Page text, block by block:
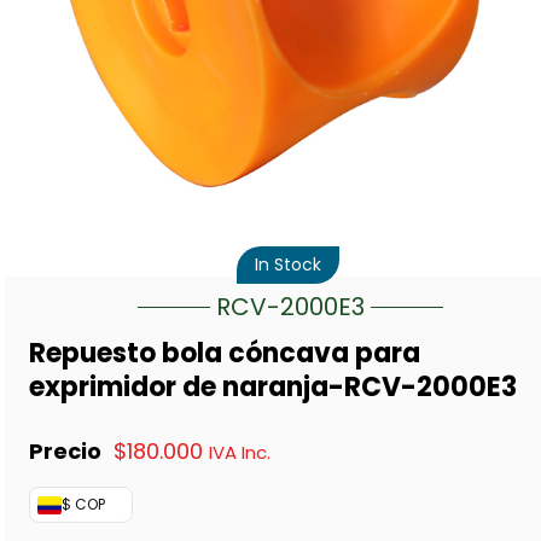
Repuesto bola cóncava para
exprimidor de naranja-RCV-2000E3
$180.000 IVA Inc.
$ COP
In Stock
RCV-2000E3